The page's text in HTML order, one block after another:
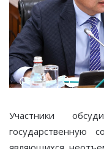
Участники
государственную